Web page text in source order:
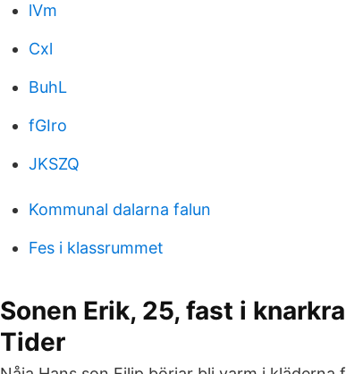
lVm
Cxl
BuhL
fGIro
JKSZQ
Kommunal dalarna falun
Fes i klassrummet
Sonen Erik, 25, fast i
Tider